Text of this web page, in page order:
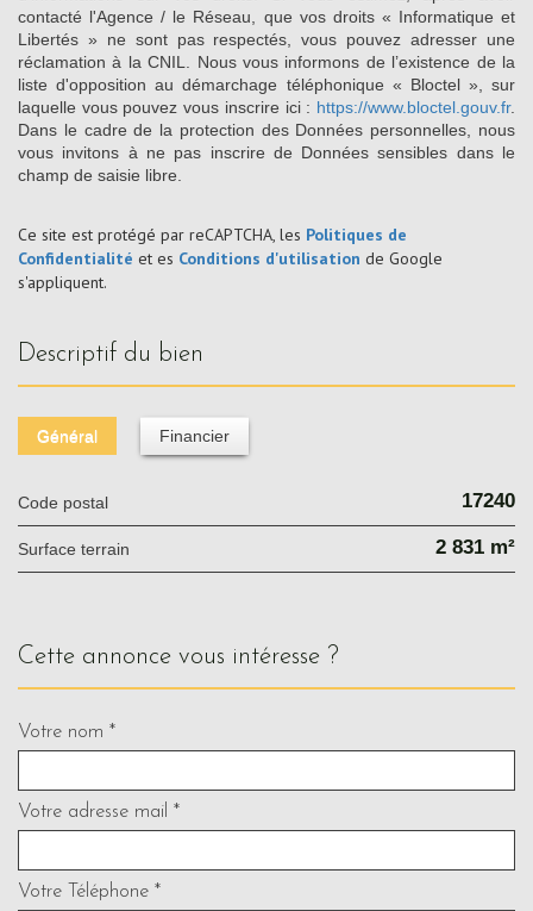
contacté l'Agence / le Réseau, que vos droits « Informatique et
Libertés » ne sont pas respectés, vous pouvez adresser une
réclamation à la CNIL. Nous vous informons de l’existence de la
liste d'opposition au démarchage téléphonique « Bloctel », sur
laquelle vous pouvez vous inscrire ici : https://www.bloctel.gouv.fr.
Dans le cadre de la protection des Données personnelles, nous
vous invitons à ne pas inscrire de Données sensibles dans le
champ de saisie libre.
Ce site est protégé par reCAPTCHA, les Politiques de
Confidentialité et es Conditions d'utilisation de Google
s'appliquent.
descriptif du bien
Général Financier
Code postal 17240
surface terrain 2 831 m²
cette annonce vous intéresse ?
Votre nom *
Votre adresse mail *
Votre Téléphone *